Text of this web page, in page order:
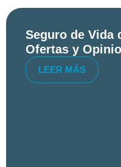
Seguro de Vida
Ofertas y
LEER MÁS